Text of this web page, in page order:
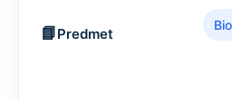
Predmet